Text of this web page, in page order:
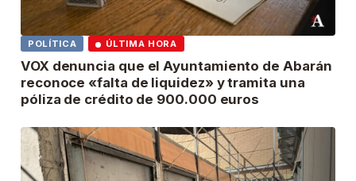
POLÍTICA ÚLTIMA HORA
VOX denuncia que el Ayuntamiento de Abarán
reconoce «falta de liquidez» y tramita una
póliza de crédito de 900.000 euros